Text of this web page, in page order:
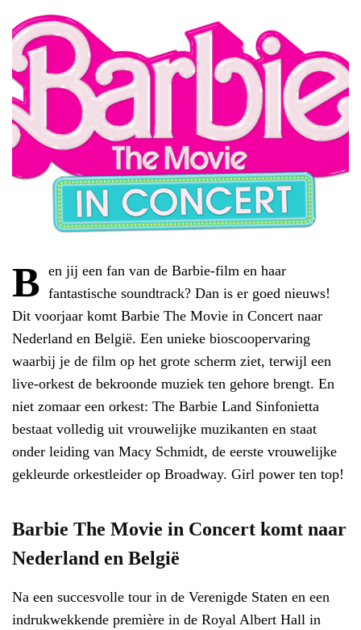
B en jij een fan van de Barbie-film en haar
fantastische soundtrack? Dan is er goed nieuws!
Dit voorjaar komt Barbie The Movie in Concert naar
Nederland en België. Een unieke bioscoopervaring
waarbij je de film op het grote scherm ziet, terwijl een
live-orkest de bekroonde muziek ten gehore brengt. En
niet zomaar een orkest: The Barbie Land Sinfonietta
bestaat volledig uit vrouwelijke muzikanten en staat
onder leiding van Macy Schmidt, de eerste vrouwelijke
gekleurde orkestleider op Broadway. Girl power ten top!
Barbie The Movie in Concert komt naar
Nederland en België
Na een succesvolle tour in de Verenigde Staten en een
indrukwekkende première in de Royal Albert Hall in